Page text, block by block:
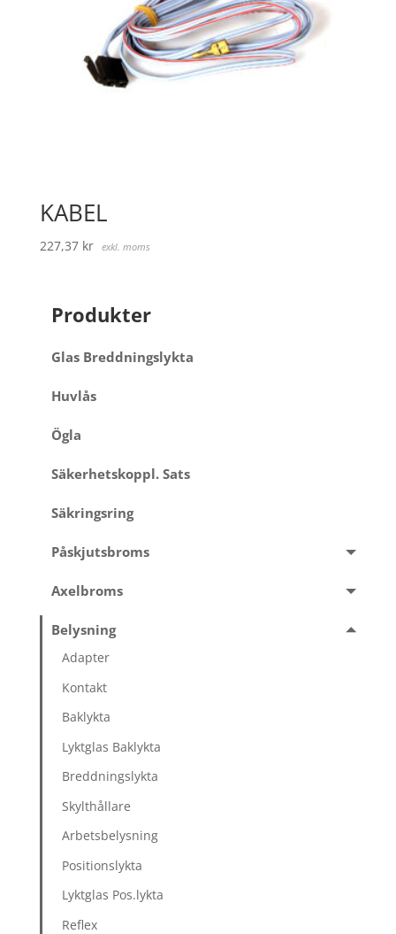
KABEL
227,37 kr exkl. moms
Produkter
Glas Breddningslykta
Huvlås
Ögla
Säkerhetskoppl. Sats
Säkringsring
Påskjutsbroms
Axelbroms
Belysning
Adapter
Kontakt
Baklykta
Lyktglas Baklykta
Breddningslykta
Skylthållare
Arbetsbelysning
Positionslykta
Lyktglas Pos.lykta
Reflex